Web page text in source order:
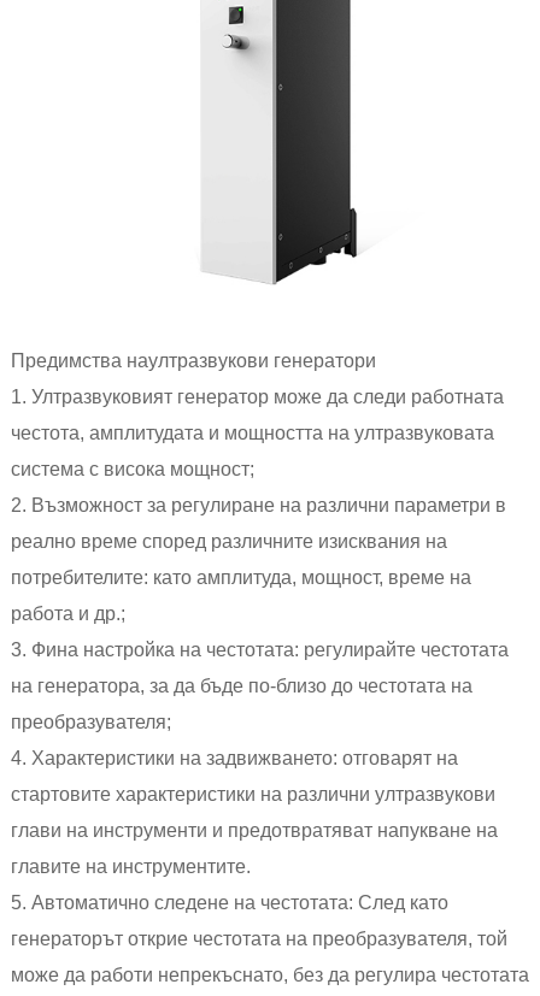
Предимства наултразвукови генератори
1. Ултразвуковият генератор може да следи работната
честота, амплитудата и мощността на ултразвуковата
система с висока мощност;
2. Възможност за регулиране на различни параметри в
реално време според различните изисквания на
потребителите: като амплитуда, мощност, време на
работа и др.;
3. Фина настройка на честотата: регулирайте честотата
на генератора, за да бъде по-близо до честотата на
преобразувателя;
4. Характеристики на задвижването: отговарят на
стартовите характеристики на различни ултразвукови
глави на инструменти и предотвратяват напукване на
главите на инструментите.
5. Автоматично следене на честотата: След като
генераторът открие честотата на преобразувателя, той
може да работи непрекъснато, без да регулира честотата